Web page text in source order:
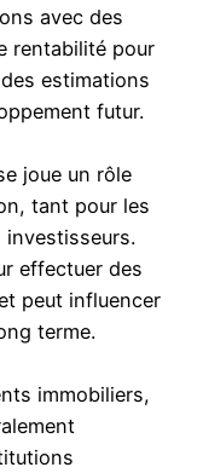
avec des
rentabilité pour
estimations
futur.
joue un rôle
tant pour les
investisseurs.
effectuer des
peut influencer
terme.
immobiliers,